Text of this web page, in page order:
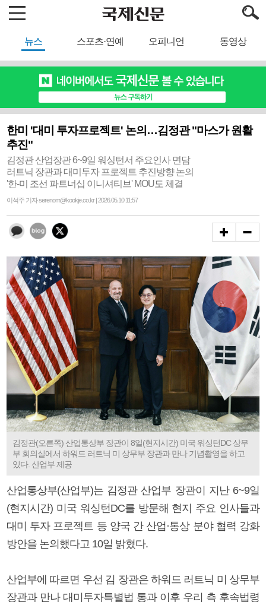
뉴스 스포츠·연예 오피니언 동영상
한미 '대미 투자프로젝트' 논의…김정관 "마스가 원활
추진"
김정관 산업장관 6~9일 워싱턴서 주요인사 면담
러트닉 장관과 대미투자 프로젝트 추진방향 논의
'한-미 조선 파트너십 이니셔티브' MOU도 체결
이석주 기자 serenom@kookje.co.kr | 2026.05.10 11:57
김정관(오른쪽) 산업통상부 장관이 8일(현지시간) 미국 워싱턴DC 상무
부 회의실에서 하워드 러트닉 미 상무부 장관과 만나 기념촬영을 하고
있다. 산업부 제공
산업통상부(산업부)는 김정관 산업부 장관이 지난 6~9일
(현지시간) 미국 워싱턴DC를 방문해 현지 주요 인사들과
대미 투자 프로젝트 등 양국 간 산업·통상 분야 협력 강화
방안을 논의했다고 10일 밝혔다.
산업부에 따르면 우선 김 장관은 하워드 러트닉 미 상무부
장관과 만나 대미투자특별법 통과 이후 우리 측 후속법령